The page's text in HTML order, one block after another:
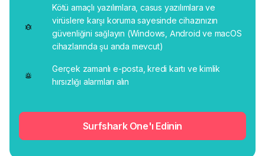
Kötü amaçlı yazılımlara, casus yazılımlara ve
virüslere karşı koruma sayesinde cihazınızın
güvenliğini sağlayın (Windows, Android ve macOS
cihazlarında şu anda mevcut)
Gerçek zamanlı e-posta, kredi kartı ve kimlik
hırsızlığı alarmları alın
Surfshark One'ı Edinin